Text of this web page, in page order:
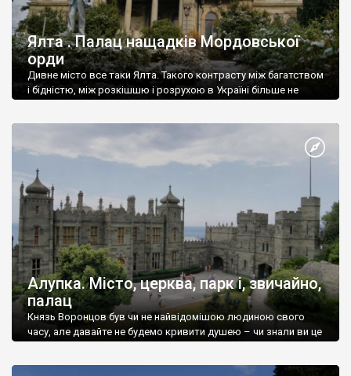
Ялта . Палац нащадків Мордовської
орди
Дивне місто все таки Ялта. Такого контрасту між багатством
і бідністю, між розкішшю і розрухою в Україні більше не
Алупка. Місто, церква, парк і, звичайно,
палац
Князь Воронцов був чи не найвідомішою людиною свого
часу, але давайте не будемо кривити душею – чи знали ви це